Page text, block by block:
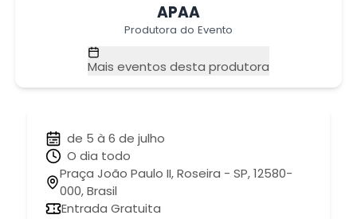
APAA
Produtora do Evento
Mais eventos desta produtora
de 5 à 6 de julho
O dia todo
Praça João Paulo II, Roseira - SP, 12580-
000, Brasil
Entrada Gratuita